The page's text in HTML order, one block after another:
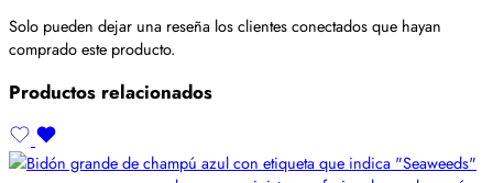
Solo pueden dejar una reseña los clientes conectados que hayan
comprado este producto.
Productos relacionados